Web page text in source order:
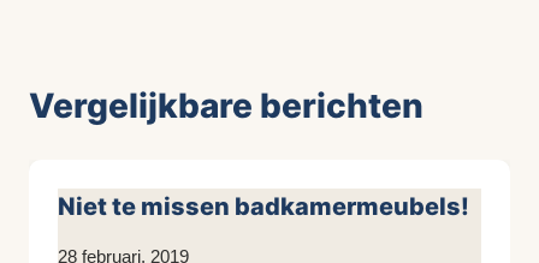
Vergelijkbare berichten
Niet te missen badkamermeubels!
Door
28 februari, 2019